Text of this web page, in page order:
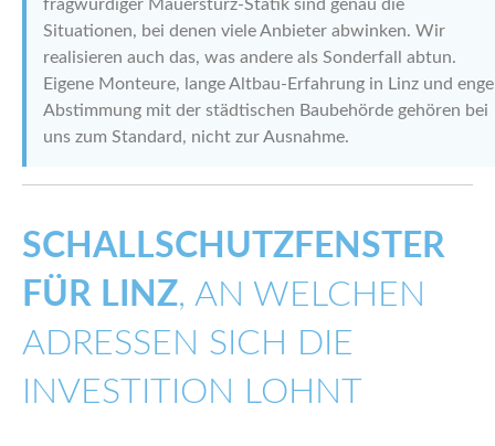
fragwürdiger Mauersturz-Statik sind genau die
Situationen, bei denen viele Anbieter abwinken. Wir
realisieren auch das, was andere als Sonderfall abtun.
Eigene Monteure, lange Altbau-Erfahrung in Linz und enge
Abstimmung mit der städtischen Baubehörde gehören bei
uns zum Standard, nicht zur Ausnahme.
SCHALLSCHUTZFENSTER
FÜR LINZ, AN WELCHEN
ADRESSEN SICH DIE
INVESTITION LOHNT